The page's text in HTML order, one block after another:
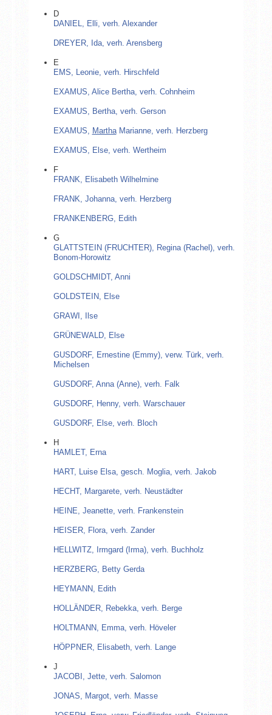
D
DANIEL, Elli, verh. Alexander
DREYER, Ida, verh. Arensberg
E
EMS, Leonie, verh. Hirschfeld
EXAMUS, Alice Bertha, verh. Cohnheim
EXAMUS, Bertha, verh. Gerson
EXAMUS, MarthaMarianne, verh. Herzberg
EXAMUS, Else, verh. Wertheim
F
FRANK, Elisabeth Wilhelmine
FRANK, Johanna, verh. Herzberg
FRANKENBERG, Edith
G
GLATTSTEIN (FRUCHTER), Regina (Rachel), verh.
Bonom-Horowitz
GOLDSCHMIDT, Anni
GOLDSTEIN, Else
GRAWI, Ilse
GRÜNEWALD, Else
GUSDORF, Ernestine (Emmy), verw. Türk, verh.
Michelsen
GUSDORF, Anna (Anne), verh. Falk
GUSDORF, Henny, verh. Warschauer
GUSDORF, Else, verh. Bloch
H
HAMLET, Erna
HART, Luise Elsa, gesch. Moglia, verh. Jakob
HECHT, Margarete, verh. Neustädter
HEINE, Jeanette, verh. Frankenstein
HEISER, Flora, verh. Zander
HELLWITZ, Irmgard (Irma), verh. Buchholz
HERZBERG, Betty Gerda
HEYMANN, Edith
HOLLÄNDER, Rebekka, verh. Berge
HOLTMANN, Emma, verh. Höveler
HÖPPNER, Elisabeth, verh. Lange
J
JACOBI, Jette, verh. Salomon
JONAS, Margot, verh. Masse